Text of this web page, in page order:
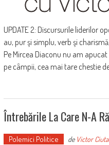
UPDATE 2: Discursurile liderilor
au, pur şi simplu, verb şi
Pe Mircea Diaconu nu am
pe câmpii, cea mai tare chestie
Întrebările La Care N-A
Polemici Politice de Victor